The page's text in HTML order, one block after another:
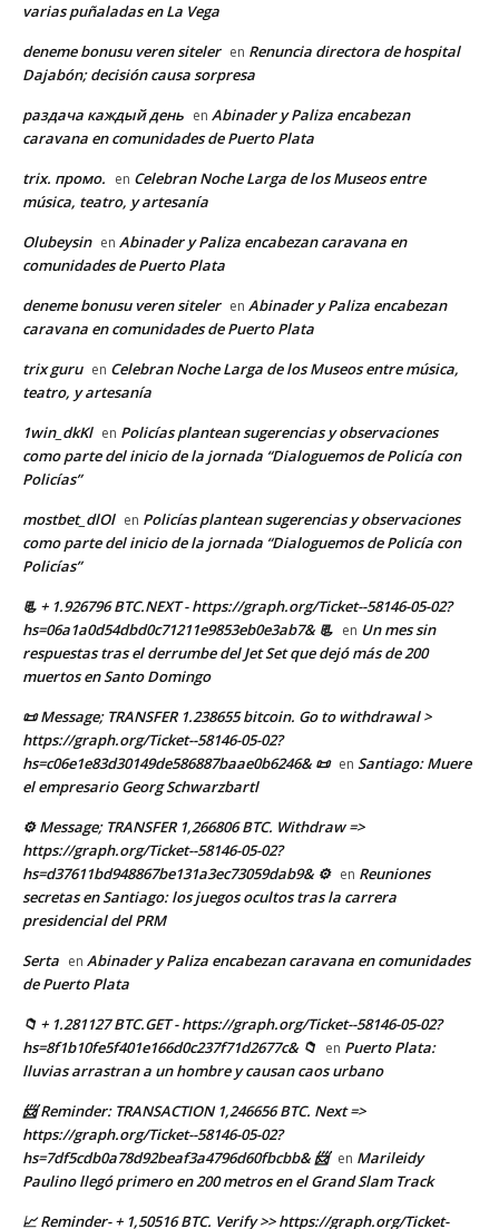
varias puñaladas en La Vega
deneme bonusu veren siteler en Renuncia directora de hospital
Dajabón; decisión causa sorpresa
раздача каждый день en Abinader y Paliza encabezan
caravana en comunidades de Puerto Plata
trix. промо. en Celebran Noche Larga de los Museos entre
música, teatro, y artesanía
Olubeysin en Abinader y Paliza encabezan caravana en
comunidades de Puerto Plata
deneme bonusu veren siteler en Abinader y Paliza encabezan
caravana en comunidades de Puerto Plata
trix guru en Celebran Noche Larga de los Museos entre música,
teatro, y artesanía
1win_dkKl en Policías plantean sugerencias y observaciones
como parte del inicio de la jornada “Dialoguemos de Policía con
Policías”
mostbet_dlOl en Policías plantean sugerencias y observaciones
como parte del inicio de la jornada “Dialoguemos de Policía con
Policías”
📃 + 1.926796 BTC.NEXT - https://graph.org/Ticket--58146-05-02?
hs=06a1a0d54dbd0c71211e9853eb0e3ab7& 📃 en Un mes sin
respuestas tras el derrumbe del Jet Set que dejó más de 200
muertos en Santo Domingo
📜 Message; TRANSFER 1.238655 bitcoin. Go to withdrawal >
https://graph.org/Ticket--58146-05-02?
hs=c06e1e83d30149de586887baae0b6246& 📜 en Santiago: Muere
el empresario Georg Schwarzbartl
⚙ Message; TRANSFER 1,266806 BTC. Withdraw =>
https://graph.org/Ticket--58146-05-02?
hs=d37611bd948867be131a3ec73059dab9& ⚙ en Reuniones
secretas en Santiago: los juegos ocultos tras la carrera
presidencial del PRM
Serta en Abinader y Paliza encabezan caravana en comunidades
de Puerto Plata
📁 + 1.281127 BTC.GET - https://graph.org/Ticket--58146-05-02?
hs=8f1b10fe5f401e166d0c237f71d2677c& 📁 en Puerto Plata:
lluvias arrastran a un hombre y causan caos urbano
📨 Reminder: TRANSACTION 1,246656 BTC. Next =>
https://graph.org/Ticket--58146-05-02?
hs=7df5cdb0a78d92beaf3a4796d60fbcbb& 📨 en Marileidy
Paulino llegó primero en 200 metros en el Grand Slam Track
📈 Reminder- + 1,50516 BTC. Verify >> https://graph.org/Ticket-